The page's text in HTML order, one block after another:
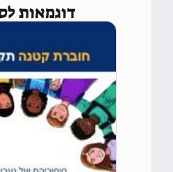
דוגמאות